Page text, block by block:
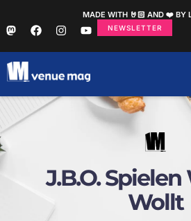
MADE WITH 🤘🏻 AND ❤️ BY
NEWSLETTER
J.B.O.
Wollt